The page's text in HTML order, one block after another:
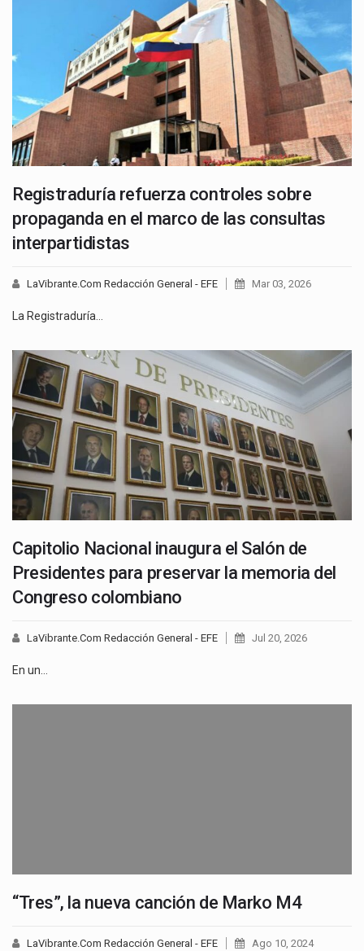
Registraduría refuerza controles sobre
propaganda en el marco de las consultas
interpartidistas
LaVibrante.Com Redacción General - EFE Mar 03, 2026
La Registraduría…
Capitolio Nacional inaugura el Salón de
Presidentes para preservar la memoria del
Congreso colombiano
LaVibrante.Com Redacción General - EFE Jul 20, 2026
En un…
“Tres”, la nueva canción de Marko M4
LaVibrante.Com Redacción General - EFE Ago 10, 2024